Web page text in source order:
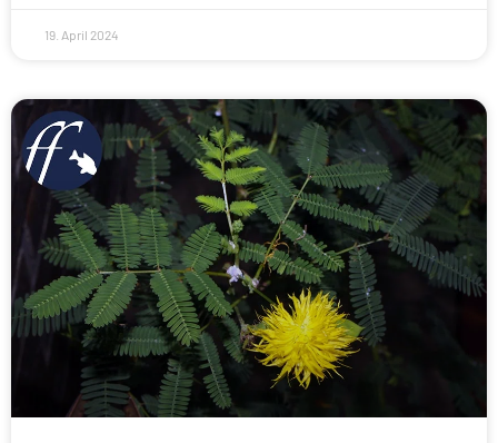
19. April 2024